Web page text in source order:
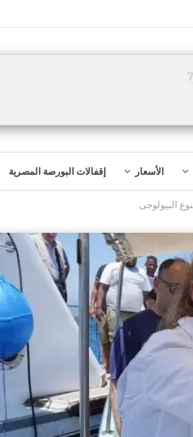
الأسعار إقفالات البورصة المصرية